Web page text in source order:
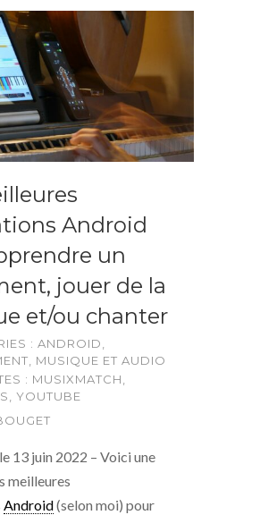
Android
un
jouer de la
et/ou chanter
: ANDROID,
, MUSIQUE ET AUDIO
: MUSIXMATCH,
, YOUTUBE
13 juin 2022 – Voici une
meilleures
Android(selon moi) pour